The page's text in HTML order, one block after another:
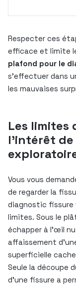
Respecter ces
efficace et limite
plafond pour le
s’effectuer dans
les mauvaises
Les limites
l’intérêt
Vous vous
de regarder la
diagnostic
limites. Sous le
échapper à l’œil
affaissement
superficielle
Seule la découpe
d’une fissure a